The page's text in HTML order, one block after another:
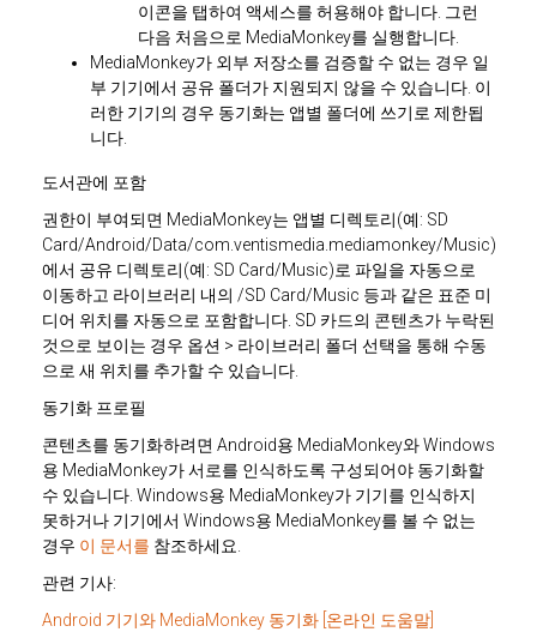
이콘을 탭하여 액세스를 허용해야 합니다. 그런
다음 처음으로 MediaMonkey를 실행합니다.
MediaMonkey가 외부 저장소를 검증할 수 없는 경우 일
부 기기에서 공유 폴더가 지원되지 않을 수 있습니다. 이
러한 기기의 경우 동기화는 앱별 폴더에 쓰기로 제한됩
니다.
도서관에 포함
권한이 부여되면 MediaMonkey는 앱별 디렉토리(예: SD
Card/Android/Data/com.ventismedia.mediamonkey/Music)
에서 공유 디렉토리(예: SD Card/Music)로 파일을 자동으로
이동하고 라이브러리 내의 /SD Card/Music 등과 같은 표준 미
디어 위치를 자동으로 포함합니다. SD 카드의 콘텐츠가 누락된
것으로 보이는 경우 옵션 > 라이브러리 폴더 선택을 통해 수동
으로 새 위치를 추가할 수 있습니다.
동기화 프로필
콘텐츠를 동기화하려면 Android용 MediaMonkey와 Windows
용 MediaMonkey가 서로를 인식하도록 구성되어야 동기화할
수 있습니다. Windows용 MediaMonkey가 기기를 인식하지
못하거나 기기에서 Windows용 MediaMonkey를 볼 수 없는
경우 이 문서를 참조하세요.
관련 기사:
Android 기기와 MediaMonkey 동기화 [온라인 도움말]